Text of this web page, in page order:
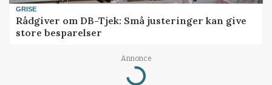
GRISE
Rådgiver om DB-Tjek: Små justeringer kan give
store besparelser
Annonce
Loading...